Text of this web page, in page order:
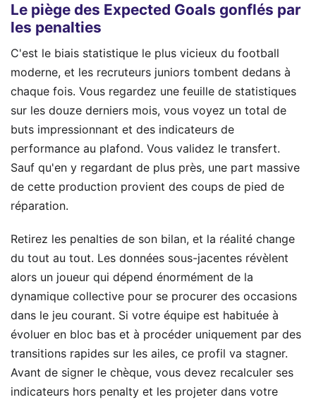
Le piège des Expected Goals gonflés par
les penalties
C'est le biais statistique le plus vicieux du football
moderne, et les recruteurs juniors tombent dedans à
chaque fois. Vous regardez une feuille de statistiques
sur les douze derniers mois, vous voyez un total de
buts impressionnant et des indicateurs de
performance au plafond. Vous validez le transfert.
Sauf qu'en y regardant de plus près, une part massive
de cette production provient des coups de pied de
réparation.
Retirez les penalties de son bilan, et la réalité change
du tout au tout. Les données sous-jacentes révèlent
alors un joueur qui dépend énormément de la
dynamique collective pour se procurer des occasions
dans le jeu courant. Si votre équipe est habituée à
évoluer en bloc bas et à procéder uniquement par des
transitions rapides sur les ailes, ce profil va stagner.
Avant de signer le chèque, vous devez recalculer ses
indicateurs hors penalty et les projeter dans votre